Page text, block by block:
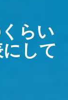
を
り
替
らい
して